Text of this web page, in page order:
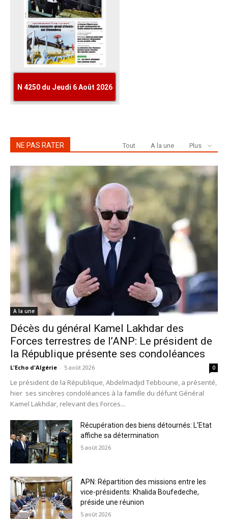
NE PAS RATER Tout A la une Plus
A la une
Décès du général Kamel Lakhdar des
Forces terrestres de l’ANP: Le président de
la République présente ses condoléances
L'Echo d'Algérie - 5 août 2026 0
Le président de la République, Abdelmadjid Tebboune, a présenté,
hier ses sincères condoléances à la famille du défunt Général
Kamel Lakhdar, relevant des Forces...
Récupération des biens détournés: L’Etat
affiche sa détermination
5 août 2026
APN: Répartition des missions entre les
vice-présidents: Khalida Boufedeche,
préside une réunion
5 août 2026